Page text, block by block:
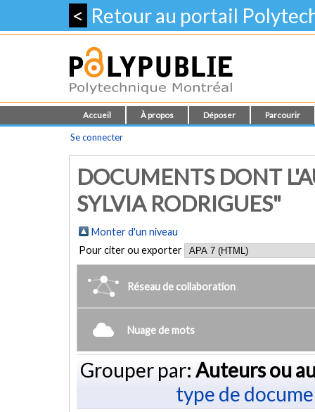
< Retour au portail
Accueil À propos Déposer Parcourir
Se connecter
DOCUMENTS DONT
SYLVIA RODRIGUES"
Monter d'un niveau
Pour citer ou exporter
Réseau de collaboration
Nuage de mots
Grouper par: Auteurs ou
type de